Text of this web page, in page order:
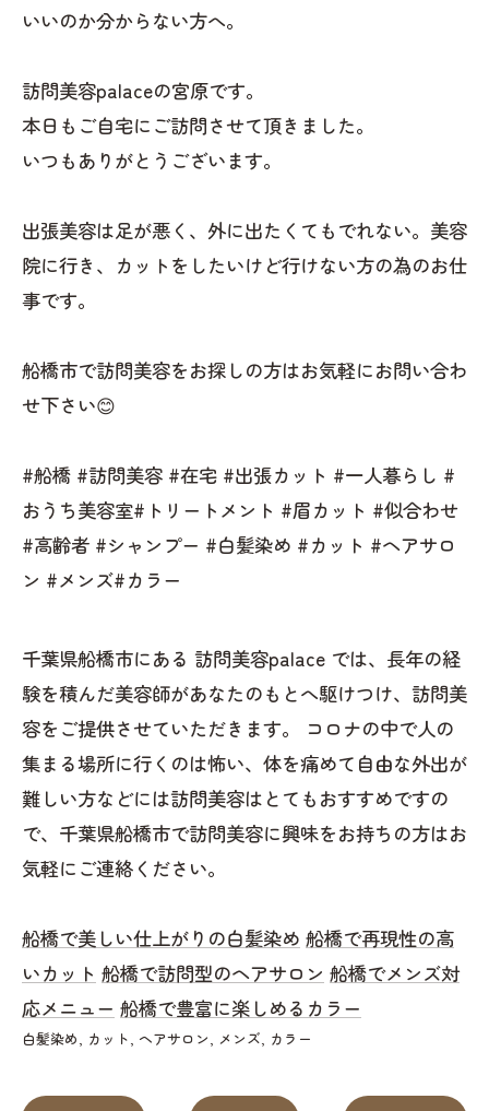
いいのか分からない方へ。
訪問美容palaceの宮原です。
本日もご自宅にご訪問させて頂きました。
いつもありがとうございます。
出張美容は足が悪く、外に出たくてもでれない。美容
院に行き、カットをしたいけど行けない方の為のお仕
事です。
船橋市で訪問美容をお探しの方はお気軽にお問い合わ
せ下さい😊
#船橋 #訪問美容 #在宅 #出張カット #一人暮らし #
おうち美容室#トリートメント #眉カット #似合わせ
#高齢者 #シャンプー #白髪染め #カット #ヘアサロ
ン #メンズ#カラー
千葉県船橋市にある 訪問美容palace では、長年の経
験を積んだ美容師があなたのもとへ駆けつけ、訪問美
容をご提供させていただきます。 コロナの中で人の
集まる場所に行くのは怖い、体を痛めて自由な外出が
難しい方などには訪問美容はとてもおすすめですの
で、千葉県船橋市で訪問美容に興味をお持ちの方はお
気軽にご連絡ください。
船橋で美しい仕上がりの白髪染め 船橋で再現性の高
いカット 船橋で訪問型のヘアサロン 船橋でメンズ対
応メニュー 船橋で豊富に楽しめるカラー
白髪染め カット ヘアサロン メンズ カラー